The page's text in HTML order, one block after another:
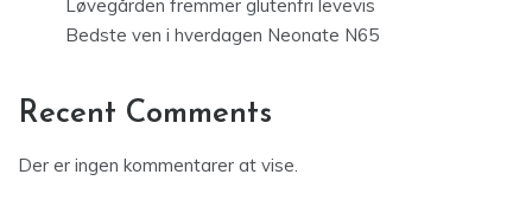
Løvegården fremmer glutenfri levevis
Bedste ven i hverdagen Neonate N65
Recent Comments
Der er ingen kommentarer at vise.